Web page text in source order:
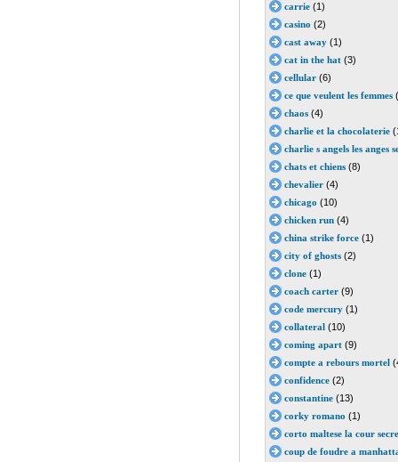
carrie (1)
casino (2)
cast away (1)
cat in the hat (3)
cellular (6)
ce que veulent les femmes
chaos (4)
charlie et la chocolaterie
charlie s angels les anges
chats et chiens (8)
chevalier (4)
chicago (10)
chicken run (4)
china strike force (1)
city of ghosts (2)
clone (1)
coach carter (9)
code mercury (1)
collateral (10)
coming apart (9)
compte a rebours mortel
confidence (2)
constantine (13)
corky romano (1)
corto maltese la cour
coup de foudre a